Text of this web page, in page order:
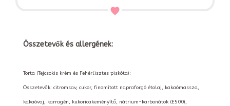
Összetevők és allergének:
Torta (Tejcsokis krém és Fehérlisztes piskóta):
Összetevők: citromsav, cukor, finomított napraforgó étolaj, kakaómassza,
kakaóvaj, karragén, kukoricakeményítő, nátrium-karbonátok (E500),